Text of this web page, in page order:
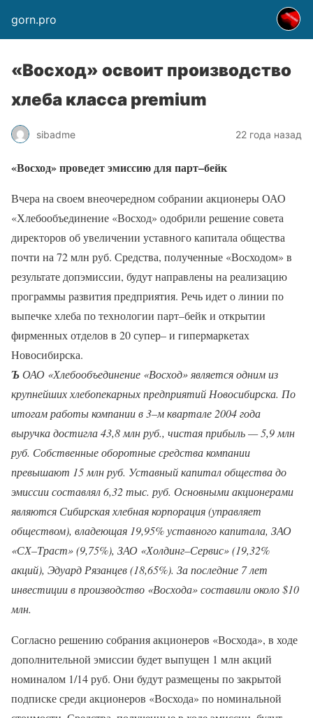
gorn.pro
«Восход» освоит производство
хлеба класса premium
sibadme 22 года назад
«Восход» проведет эмиссию для парт–бейк
Вчера на своем внеочередном собрании акционеры ОАО
«Хлебообъединение «Восход» одобрили решение совета
директоров об увеличении уставного капитала общества
почти на 72 млн руб. Средства, полученные «Восходом» в
результате допэмиссии, будут направлены на реализацию
программы развития предприятия. Речь идет о линии по
выпечке хлеба по технологии парт–бейк и открытии
фирменных отделов в 20 супер– и гипермаркетах
Новосибирска.
ЪОАО «Хлебообъединение «Восход» является одним из
крупнейших хлебопекарных предприятий Новосибирска. По
итогам работы компании в 3–м квартале 2004 года
выручка достигла 43,8 млн руб., чистая прибыль — 5,9 млн
руб. Собственные оборотные средства компании
превышают 15 млн руб. Уставный капитал общества до
эмиссии составлял 6,32 тыс. руб. Основными акционерами
являются Сибирская хлебная корпорация (управляет
обществом), владеющая 19,95% уставного капитала, ЗАО
«СХ–Траст» (9,75%), ЗАО «Холдинг–Сервис» (19,32%
акций), Эдуард Рязанцев (18,65%). За последние 7 лет
инвестиции в производство «Восхода» составили около $10
млн.
Согласно решению собрания акционеров «Восхода», в ходе
дополнительной эмиссии будет выпущен 1 млн акций
номиналом 1/14 руб. Они будут размещены по закрытой
подписке среди акционеров «Восхода» по номинальной